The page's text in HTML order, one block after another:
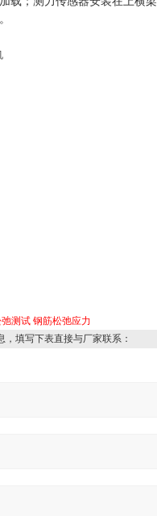
测试 钢筋松弛应力
填写下表直接与厂家联系：